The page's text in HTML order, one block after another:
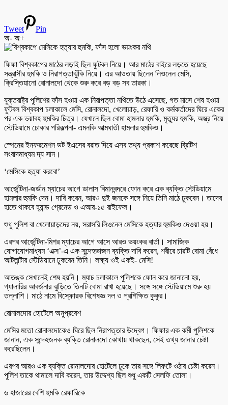
Tweet
Pin
অ- অ+
ফিফা বিশ্বকাপের মাঠের লড়াই ছিল ফুটবল নিয়ে। আর মাঠের বাইরে লড়তে হয়েছে
সন্ত্রাসীর হুমকি ও নিরাপত্তাঝুঁকি নিয়ে। এর আওতায় ছিলেন লিওনেল মেসি,
ক্রিস্তিয়ানো রোনালদো থেকে শুরু করে বড় বড় সব তারকা।
যুক্তরাষ্ট্র পুলিশের ফাঁস হওয়া এক নিরাপত্তা নথিতে উঠে এসেছে, গত মাসে শেষ হওয়া
ফুটবল বিশ্বকাপ চলাকালে মেসি, রোনালদো, খেলোয়াড়, রেফারি ও কর্মকর্তাদের ঘিরে একের
পর এক ভয়াবহ হুমকির চিত্র। যেখানে ছিল বোমা হামলার হুমকি, মৃত্যুর হুমকি, অস্ত্র নিয়ে
স্টেডিয়ামে ঢোকার পরিকল্পনা- এমনকি আত্মঘাতী হামলার হুমকিও।
স্পেনের ইনফরমেশন ডট ইএসের বরাত দিয়ে এসব তথ্য প্রকাশ করেছে ব্রিটিশ
সংবাদমাধ্যম দ্য সান।
‘মেসিকে হত্যা করবো’
আর্জেন্টিনা-জর্ডান ম্যাচের আগে ডালাস বিমানবন্দরে ফোন করে এক ব্যক্তি স্টেডিয়ামে
হামলার হুমকি দেন। দাবি করেন, আরও দুই জনকে সঙ্গে নিয়ে তিনি মাঠে ঢুকবেন। তাদের
হাতে থাকবে হ্যান্ড গ্রেনেড ও এআর-১৫ রাইফেল।
শুধু পুলিশ বা খেলোয়াড়দের নয়, সরাসরি লিওনেল মেসিকে হত্যার হুমকিও দেওয়া হয়।
এরপর আর্জেন্টিনা-মিশর ম্যাচের আগে আসে আরও ভয়ংকর বার্তা। সামাজিক
যোগাযোগমাধ্যম ‘এক্স’-এ এক সন্দেহভাজন ব্যক্তি দাবি করেন, শরীরে চারটি বোমা বেঁধে
আটলান্টার স্টেডিয়ামে ঢুকবেন তিনি। লক্ষ্য ওই একই- মেসি!
আতঙ্ক সেখানেই শেষ হয়নি। ম্যাচ চলাকালে পুলিশকে ফোন করে জানানো হয়,
গ্যালারির আবর্জনার ঝুড়িতে তিনটি বোমা রাখা হয়েছে। সঙ্গে সঙ্গে স্টেডিয়ামে শুরু হয়
তল্লাশি। মাঠে নামে বিস্ফোরক বিশেষজ্ঞ দল ও প্রশিক্ষিত কুকুর।
রোনালদোর হোটেলে অনুপ্রবেশ
মেসির মতো রোনালদোকেও ঘিরে ছিল নিরাপত্তার উদ্বেগ। ফিফার এক কর্মী পুলিশকে
জানান, এক সন্দেহজনক ব্যক্তি রোনালদো কোথায় থাকছেন, সেই তথ্য জানার চেষ্টা
করেছিলেন।
এরপর আরও এক ব্যক্তি রোনালদোর হোটেলে ঢুকে তার সঙ্গে লিফটে ওঠার চেষ্টা করেন।
পুলিশ তাকে থামালে দাবি করেন, তার উদ্দেশ্য ছিল শুধু একটি সেলফি তোলা।
৬ হাজারের বেশি হুমকি রেফারিকে